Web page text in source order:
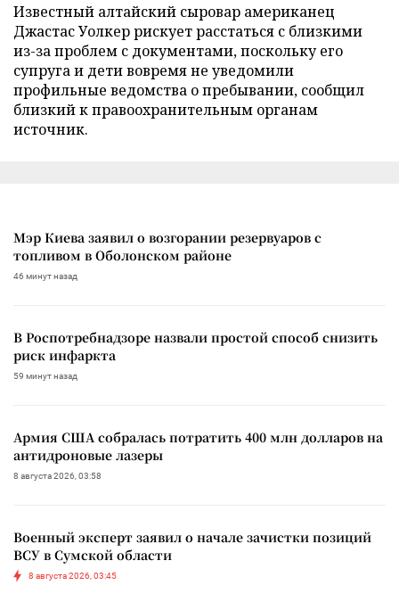
Известный алтайский сыровар американец
Джастас Уолкер рискует расстаться с близкими
из-за проблем с документами, поскольку его
супруга и дети вовремя не уведомили
профильные ведомства о пребывании, сообщил
близкий к правоохранительным органам
источник.
Мэр Киева заявил о возгорании резервуаров с
топливом в Оболонском районе
46 минут назад
В Роспотребнадзоре назвали простой способ снизить
риск инфаркта
59 минут назад
Армия США собралась потратить 400 млн долларов на
антидроновые лазеры
8 августа 2026, 03:58
Военный эксперт заявил о начале зачистки позиций
ВСУ в Сумской области
8 августа 2026, 03:45